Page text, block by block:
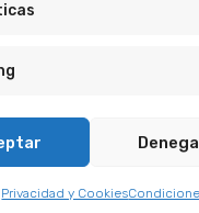
Privacidad y Cookies